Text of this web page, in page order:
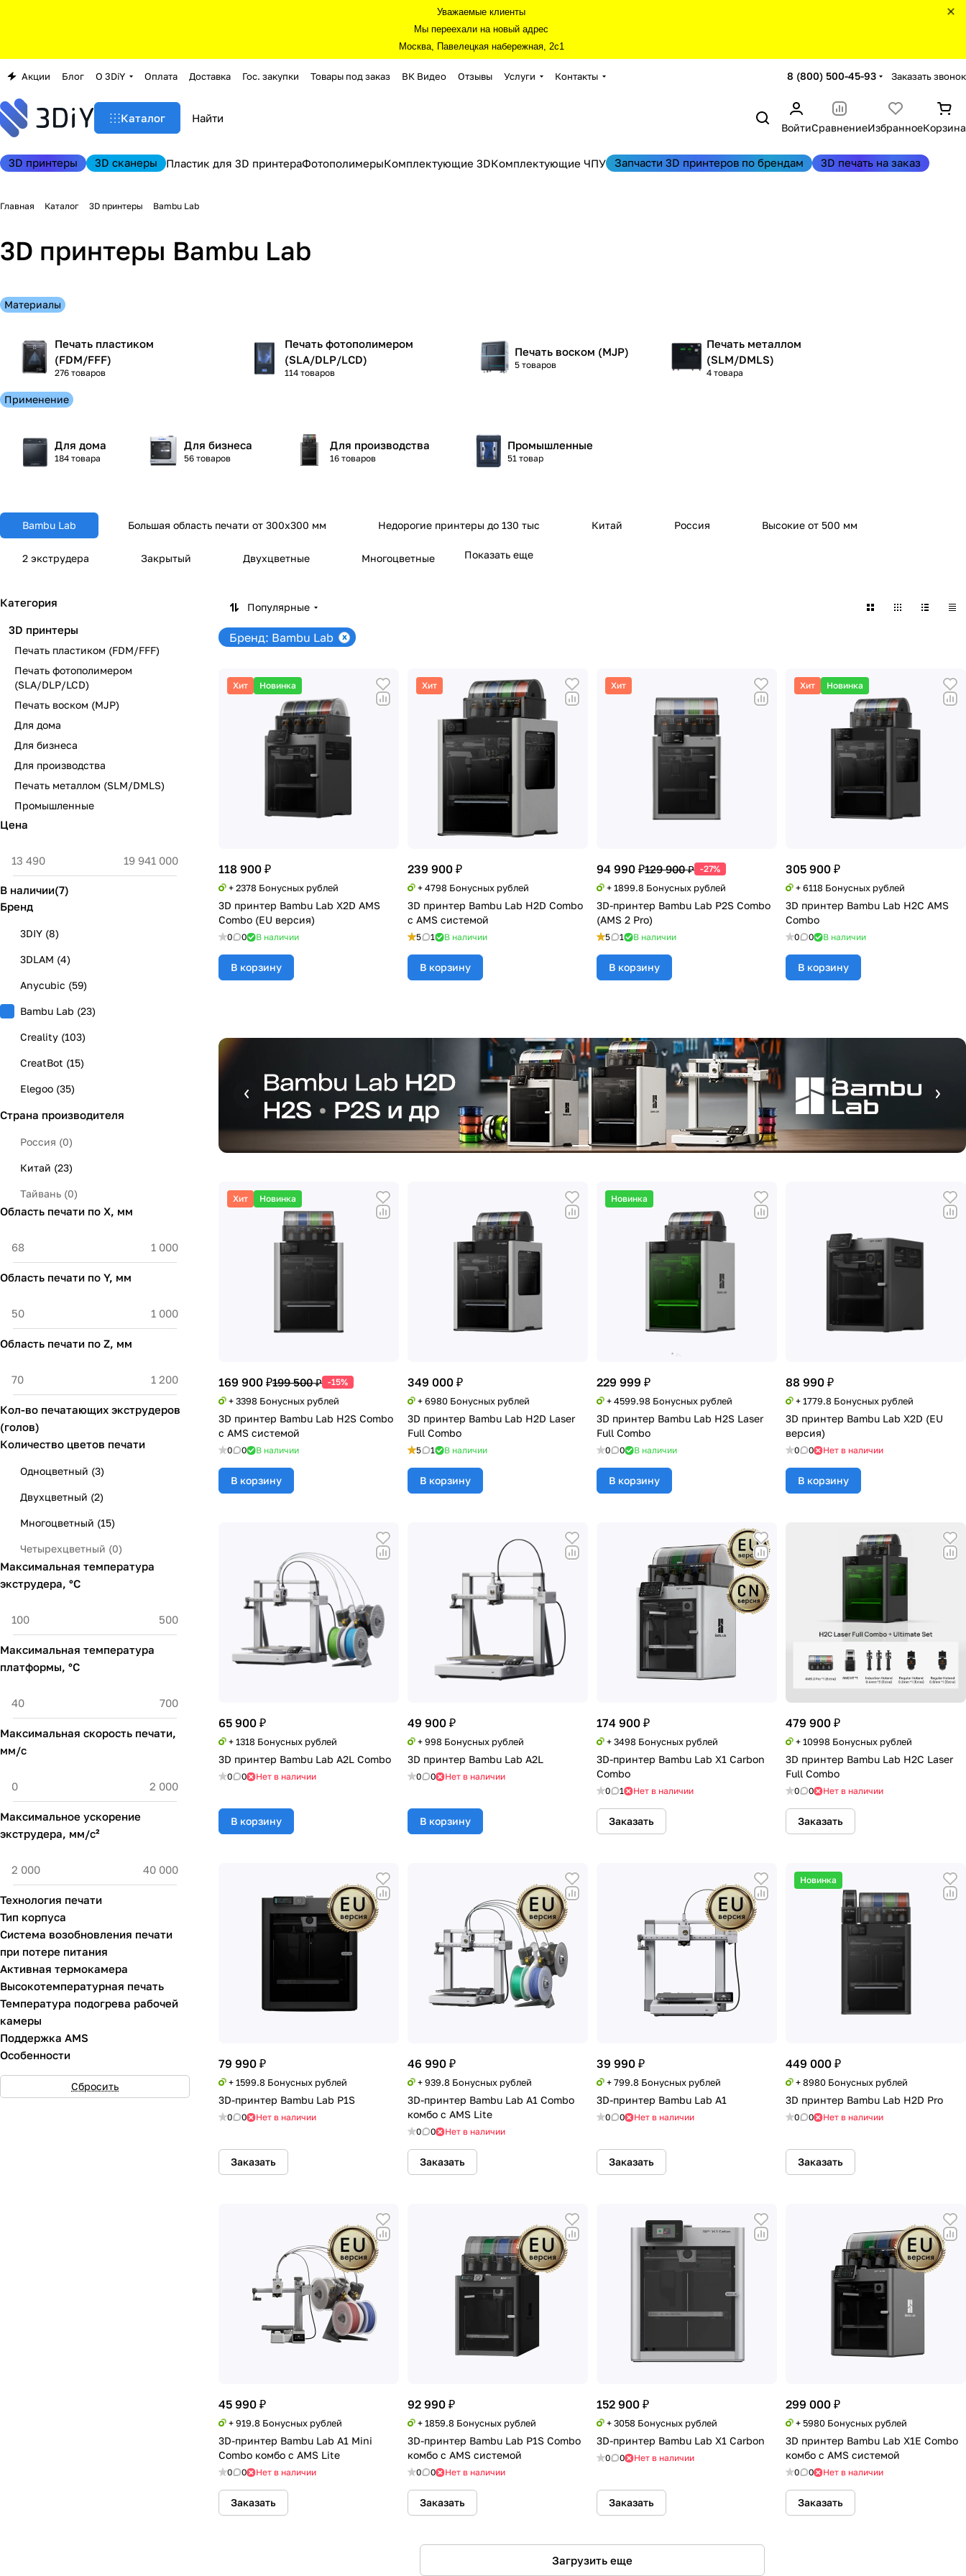
Уважаемые клиенты
Мы переехали на новый адрес
Москва, Павелецкая набережная, 2с1
Акции Блог О 3DiY Оплата Доставка Гос. закупки Товары под заказ ВК Видео Отзывы Услуги Контакты 8 (800) 500-45-93 Заказать звонок
Каталог
ВойтиСравнениеИзбранноеКорзина
3D принтеры 3D сканеры Пластик для 3D принтераФотополимерыКомплектующие 3DКомплектующие ЧПУ Запчасти 3D принтеров по брендам 3D печать на заказ
Главная Каталог 3D принтеры Bambu Lab
3D принтеры Bambu Lab
Материалы
Печать пластиком
(FDM/FFF)
276 товаров
Печать фотополимером
(SLA/DLP/LCD)
114 товаров
Печать воском (MJP)
5 товаров
Печать металлом
(SLM/DMLS)
4 товара
Применение
Для дома
184 товара
Для бизнеса
56 товаров
Для производства
16 товаров
Промышленные
51 товар
Bambu Lab Большая область печати от 300x300 мм Недорогие принтеры до 130 тыс Китай Россия Высокие от 500 мм
2 экструдера Закрытый Двухцветные Многоцветные Показать еще
Популярные
Бренд: Bambu Lab
Хит Новинка
118 900 ₽
+ 2378 Бонусных рублей
3D принтер Bambu Lab X2D AMS
Combo (EU версия)
0 0 В наличии
В корзину
Хит
239 900 ₽
+ 4798 Бонусных рублей
3D принтер Bambu Lab H2D Combo
с AMS системой
5 1 В наличии
В корзину
Хит
94 990 ₽129 900 ₽ -27%
+ 1899.8 Бонусных рублей
3D-принтер Bambu Lab P2S Combo
(AMS 2 Pro)
5 1 В наличии
В корзину
Хит Новинка
305 900 ₽
+ 6118 Бонусных рублей
3D принтер Bambu Lab H2C AMS
Combo
0 0 В наличии
В корзину
Хит Новинка
169 900 ₽199 500 ₽ -15%
+ 3398 Бонусных рублей
3D принтер Bambu Lab H2S Combo
с AMS системой
0 0 В наличии
В корзину
349 000 ₽
+ 6980 Бонусных рублей
3D принтер Bambu Lab H2D Laser
Full Combo
5 1 В наличии
В корзину
Новинка
229 999 ₽
+ 4599.98 Бонусных рублей
3D принтер Bambu Lab H2S Laser
Full Combo
0 0 В наличии
В корзину
88 990 ₽
+ 1779.8 Бонусных рублей
3D принтер Bambu Lab X2D (EU
версия)
0 0 Нет в наличии
В корзину
65 900 ₽
+ 1318 Бонусных рублей
3D принтер Bambu Lab A2L Combo
0 0 Нет в наличии
В корзину
49 900 ₽
+ 998 Бонусных рублей
3D принтер Bambu Lab A2L
0 0 Нет в наличии
В корзину
174 900 ₽
+ 3498 Бонусных рублей
3D-принтер Bambu Lab X1 Carbon
Combo
0 1 Нет в наличии
Заказать
479 900 ₽
+ 10998 Бонусных рублей
3D принтер Bambu Lab H2C Laser
Full Combo
0 0 Нет в наличии
Заказать
79 990 ₽
+ 1599.8 Бонусных рублей
3D-принтер Bambu Lab P1S
0 0 Нет в наличии
Заказать
46 990 ₽
+ 939.8 Бонусных рублей
3D-принтер Bambu Lab A1 Combo
комбо с AMS Lite
0 0 Нет в наличии
Заказать
39 990 ₽
+ 799.8 Бонусных рублей
3D-принтер Bambu Lab A1
0 0 Нет в наличии
Заказать
Новинка
449 000 ₽
+ 8980 Бонусных рублей
3D принтер Bambu Lab H2D Pro
0 0 Нет в наличии
Заказать
45 990 ₽
+ 919.8 Бонусных рублей
3D-принтер Bambu Lab A1 Mini
Combo комбо с AMS Lite
0 0 Нет в наличии
Заказать
92 990 ₽
+ 1859.8 Бонусных рублей
3D-принтер Bambu Lab P1S Combo
комбо с AMS системой
0 0 Нет в наличии
Заказать
152 900 ₽
+ 3058 Бонусных рублей
3D-принтер Bambu Lab X1 Carbon
0 0 Нет в наличии
Заказать
299 000 ₽
+ 5980 Бонусных рублей
3D принтер Bambu Lab X1E Combo
комбо с AMS системой
0 0 Нет в наличии
Заказать
Загрузить еще
Категория
3D принтеры
Печать пластиком (FDM/FFF)
Печать фотополимером
(SLA/DLP/LCD)
Печать воском (MJP)
Для дома
Для бизнеса
Для производства
Печать металлом (SLM/DMLS)
Промышленные
Цена
В наличии(7)
Бренд
3DIY (8)
3DLAM (4)
Anycubic (59)
Bambu Lab (23)
Creality (103)
CreatBot (15)
Elegoo (35)
FlashForge(50)
FLSUN 5)
Flying Bear
FYSETC (2)
Mellow(1)
Phrozen
Raise3d
Snapmaker(3 )
Sovol
UniFormation(3)
WonderMaker
Страна производителя
Россия (0)
Китай (23)
Тайвань (0)
Область печати по X, мм
Область печати по Y, мм
Область печати по Z, мм
Кол-во печатающих экструдеров
(голов)
Количество цветов печати
Одноцветный (3)
Двухцветный (2)
Многоцветный (15)
Четырехцветный (0)
Максимальная температура
экструдера, °С
Максимальная температура
платформы, °С
Максимальная скорость печати,
мм/с
Максимальное ускорение
экструдера, мм/с²
Технология печати
Тип корпуса
Система возобновления печати
при потере питания
Активная термокамера
Высокотемпературная печать
Температура подогрева рабочей
камеры
Поддержка AMS
Особенности
Сбросить